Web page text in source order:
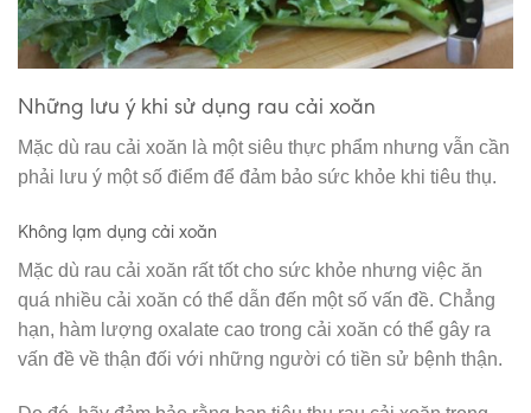
Những lưu ý khi sử dụng rau cải xoăn
Mặc dù rau cải xoăn là một siêu thực phẩm nhưng vẫn cần
phải lưu ý một số điểm để đảm bảo sức khỏe khi tiêu thụ.
Không lạm dụng cải xoăn
Mặc dù rau cải xoăn rất tốt cho sức khỏe nhưng việc ăn
quá nhiều cải xoăn có thể dẫn đến một số vấn đề. Chẳng
hạn, hàm lượng oxalate cao trong cải xoăn có thể gây ra
vấn đề về thận đối với những người có tiền sử bệnh thận.